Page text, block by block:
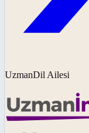
UzmanDil Ailesi